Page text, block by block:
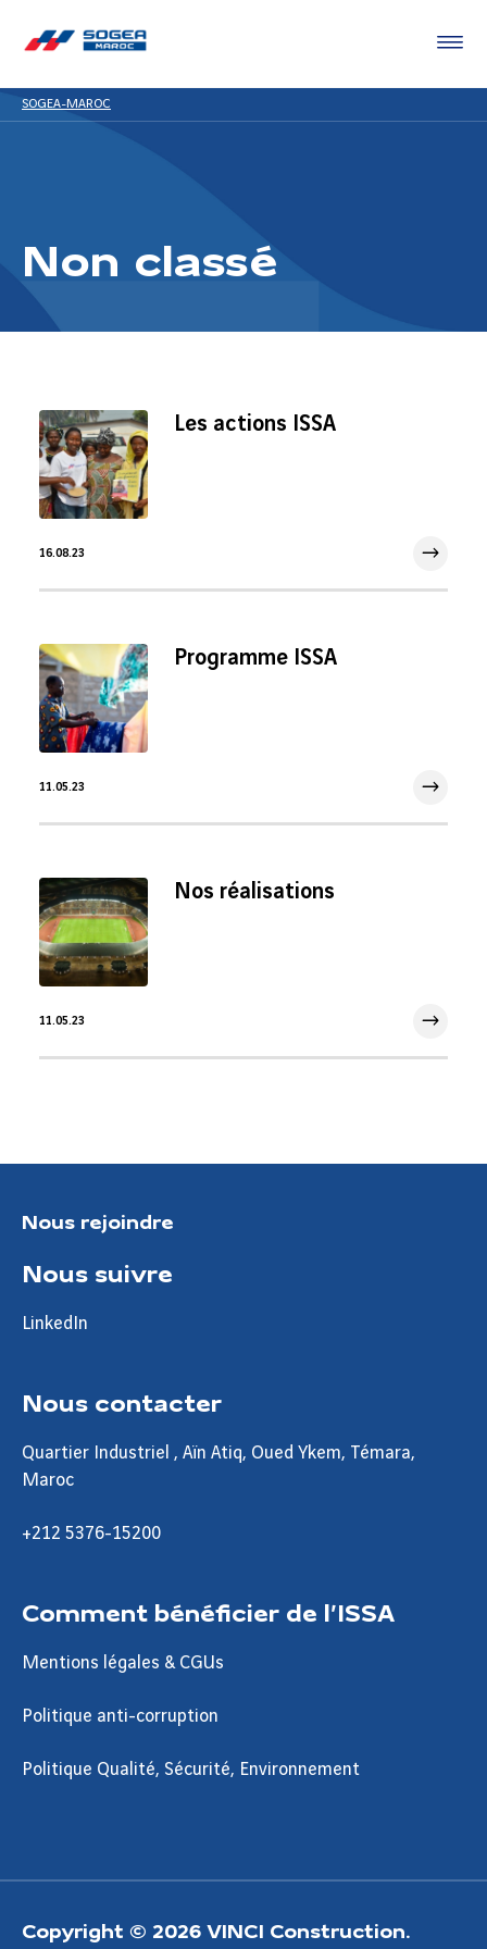
SOGEA-MAROC
Non classé
Les actions ISSA
16.08.23
Programme ISSA
11.05.23
Nos réalisations
11.05.23
Nous rejoindre
Nous suivre
LinkedIn
Nous contacter
Quartier Industriel , Aïn Atiq, Oued Ykem, Témara,
Maroc
+212 5376-15200
Comment bénéficier de l’ISSA
Mentions légales & CGUs
Politique anti-corruption
Politique Qualité, Sécurité, Environnement
Copyright © 2026 VINCI Construction.